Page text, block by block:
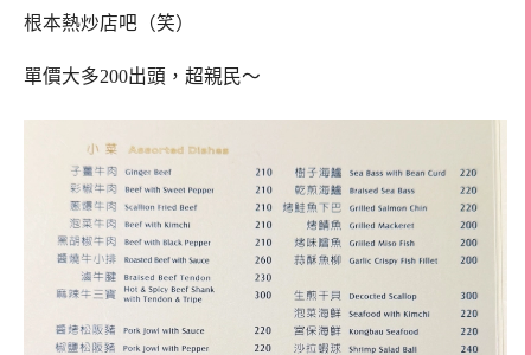
根本熱炒店吧（笑）
單價大多200出頭，超親民～